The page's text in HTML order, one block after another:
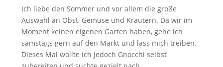
Ich liebe den Sommer und vor allem die große
Auswahl an Obst, Gemüse und Kräutern. Da wir im
Moment keinen eigenen Garten haben, gehe ich
samstags gern auf den Markt und lass mich treiben.
Dieses Mal wollte ich jedoch Gnocchi selbst